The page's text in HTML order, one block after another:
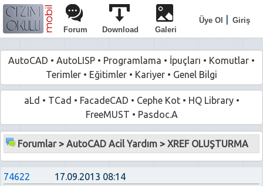
Üye Ol
Giriş
Forum
Download Galeri
AutoCAD • AutoLISP • Programlama • İpuçları • Komutlar •
Terimler • Eğitimler • Kariyer • Genel Bilgi
aLd • TCad • FacadeCAD • Cephe Kot• HQ Library•
FreeMUST • Pasdoc.A
Forumlar>AutoCAD Acil Yardım >XREF OLUŞTURMA
74622 17.09.2013 08:14